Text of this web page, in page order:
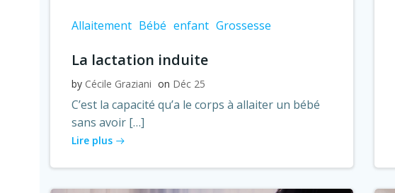
Allaitement Bébé enfant Grossesse
La lactation induite
by Cécile Graziani on Déc 25
C’est la capacité qu’a le corps à allaiter un bébé
sans avoir […]
Lire plus